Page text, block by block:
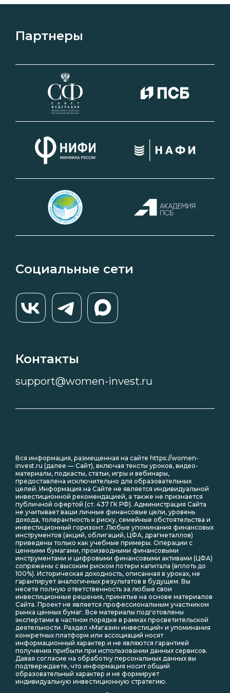
Партнеры
Социальные сети
Контакты
support@women-invest.ru
Вся информация, размещенная на сайте https://women-
invest.ru (далее — Сайт), включая тексты уроков, видео-
материалы, подкасты, статьи, игры и вебинары,
предоставлена исключительно для образовательных
целей. Информация на Сайте не является индивидуальной
инвестиционной рекомендацией, а также не признается
публичной офертой (ст. 437 ГК РФ). Администрация Сайта
не учитывает ваши личные финансовые цели, уровень
дохода, толерантность к риску, семейные обстоятельства и
инвестиционный горизонт. Любые упоминания финансовых
инструментов (акций, облигаций, ЦФА, драгметаллов)
приведены только как учебные примеры. Операции с
ценными бумагами, производными финансовыми
инструментами и цифровыми финансовыми активами (ЦФА)
сопряжены с высоким риском потери капитала (вплоть до
100%). Историческая доходность, описанная в уроках, не
гарантирует аналогичных результатов в будущем. Вы
несете полную ответственность за любые свои
инвестиционные решения, принятые на основе материалов
Сайта. Проект не является профессиональным участником
рынка ценных бумаг. Все материалы подготовлены
экспертами в частном порядке в рамках просветительской
деятельности. Раздел «Магазин инвестиций» и упоминания
конкретных платформ или ассоциаций носят
информационный характер и не являются гарантией
получения прибыли при использовании данных сервисов.
Давая согласие на обработку персональных данных вы
подтверждаете, что информация носит общий
образовательный характер и не формирует
индивидуальную инвестиционную стратегию.